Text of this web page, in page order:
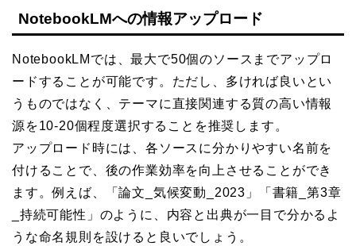
NotebookLMへの情報アップロード
NotebookLMでは、最大で50個のソースまでアップロ
ードすることが可能です。ただし、多ければ良いとい
うものではなく、テーマに直接関連する質の高い情報
源を10-20個程度選択することを推奨します。
アップロード時には、各ソースに分かりやすい名前を
付けることで、後の作業効率を向上させることができ
ます。例えば、「論文_気候変動_2023」「書籍_第3章
_持続可能性」のように、内容と出典が一目で分かるよ
うな命名規則を設けると良いでしょう。